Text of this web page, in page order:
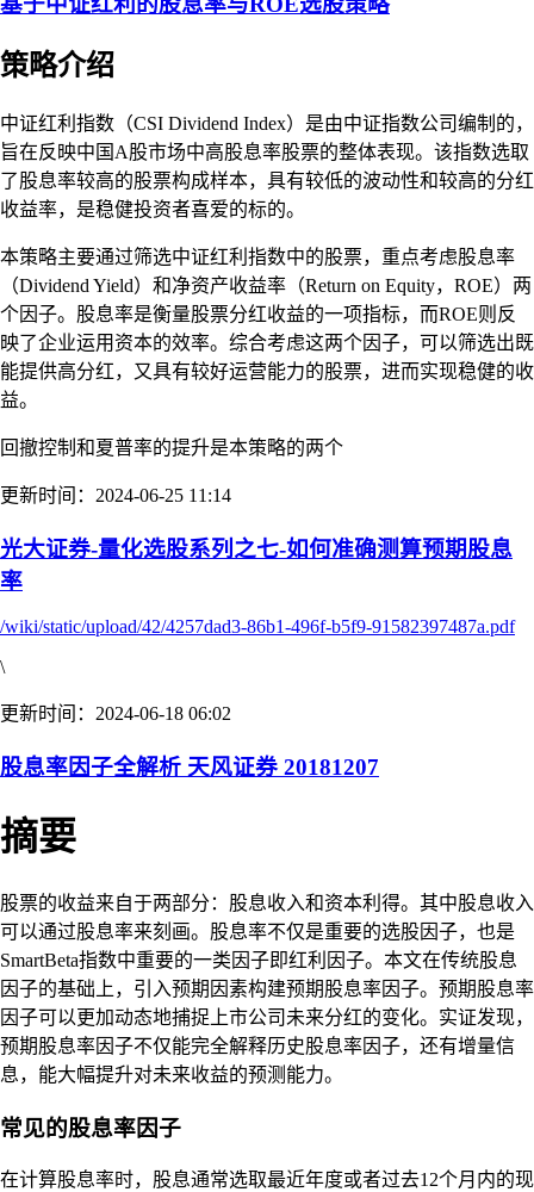
策略介绍
中证红利指数（CSI Dividend Index）是由中证指数公司编制的，
旨在反映中国A股市场中高股息率股票的整体表现。该指数选取
了股息率较高的股票构成样本，具有较低的波动性和较高的分红
收益率，是稳健投资者喜爱的标的。
本策略主要通过筛选中证红利指数中的股票，重点考虑股息率
（Dividend Yield）和净资产收益率（Return on Equity，ROE）两
个因子。股息率是衡量股票分红收益的一项指标，而ROE则反
映了企业运用资本的效率。综合考虑这两个因子，可以筛选出既
能提供高分红，又具有较好运营能力的股票，进而实现稳健的收
益。
回撤控制和夏普率的提升是本策略的两个
更新时间：2024-06-25 11:14
光大证券-量化选股系列之七-如何准确测算预期股息
率
/wiki/static/upload/42/4257dad3-86b1-496f-b5f9-91582397487a.pdf
\
更新时间：2024-06-18 06:02
股息率因子全解析 天风证券 20181207
摘要
股票的收益来自于两部分：股息收入和资本利得。其中股息收入
可以通过股息率来刻画。股息率不仅是重要的选股因子，也是
SmartBeta指数中重要的一类因子即红利因子。本文在传统股息
因子的基础上，引入预期因素构建预期股息率因子。预期股息率
因子可以更加动态地捕捉上市公司未来分红的变化。实证发现，
预期股息率因子不仅能完全解释历史股息率因子，还有增量信
息，能大幅提升对未来收益的预测能力。
常见的股息率因子
在计算股息率时，股息通常选取最近年度或者过去12个月内的现